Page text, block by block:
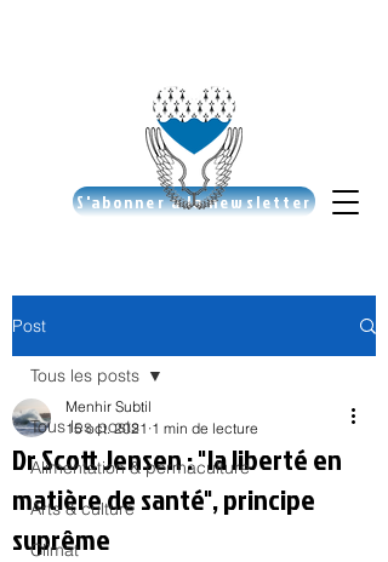
S'abonner à la newsletter
Post
Tous les posts
Alimentation & permaculture
Arts & culture
Climat
Tous les posts
Dr Scott Jensen : "la liberté en
matière de santé", principe
suprême
Menhir Subtil
15 oct. 2021 1 min de lecture